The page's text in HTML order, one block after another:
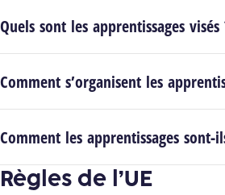
Quels sont les apprentissages visés
Comment s’organisent les
Comment les apprentissages sont-
Règles de l’UE